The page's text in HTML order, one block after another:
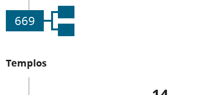
669
Templos